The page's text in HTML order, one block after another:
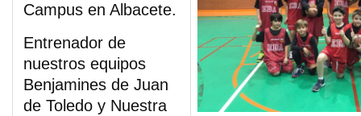
Campus en Albacete.
Entrenador de
nuestros equipos
Benjamines de Juan
de Toledo y Nuestra